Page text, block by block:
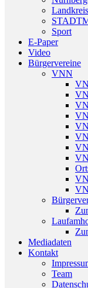
Sport
E-Paper
Video
Bürgervereine
VNN
Mediadaten
Kontakt
Team